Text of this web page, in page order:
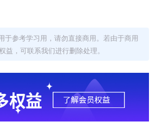
参考学习用，请勿直接商用。若由于商用
，可联系我们进行删除处理。